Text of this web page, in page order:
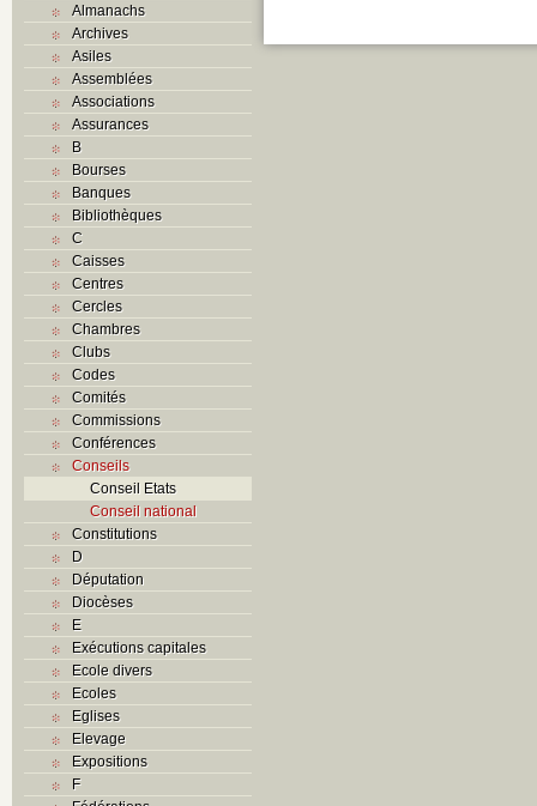
Almanachs
Archives
Asiles
Assemblées
Associations
Assurances
B
Bourses
Banques
Bibliothèques
C
Caisses
Centres
Cercles
Chambres
Clubs
Codes
Comités
Commissions
Conférences
Conseils
Conseil Etats
Conseil national
Constitutions
D
Députation
Diocèses
E
Exécutions capitales
Ecole divers
Ecoles
Eglises
Elevage
Expositions
F